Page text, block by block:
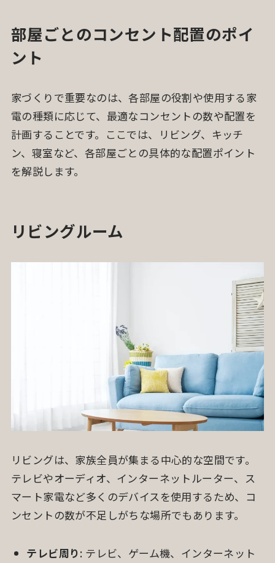
部屋ごとのコンセント配置のポイ
ント
家づくりで重要なのは、各部屋の役割や使用する家
電の種類に応じて、最適なコンセントの数や配置を
計画することです。ここでは、リビング、キッチ
ン、寝室など、各部屋ごとの具体的な配置ポイント
を解説します。
リビングルーム
リビングは、家族全員が集まる中心的な空間です。
テレビやオーディオ、インターネットルーター、ス
マート家電など多くのデバイスを使用するため、コ
ンセントの数が不足しがちな場所でもあります。
テレビ周り : テレビ、ゲーム機、インターネット